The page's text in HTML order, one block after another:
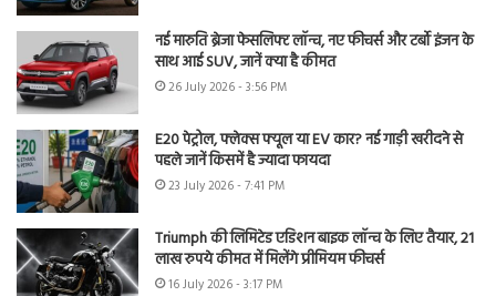
नई मारुति ब्रेजा फेसलिफ्ट लॉन्च, नए फीचर्स और टर्बो इंजन के
साथ आई SUV, जानें क्या है कीमत
26 July 2026 - 3:56 PM
E20 पेट्रोल, फ्लेक्स फ्यूल या EV कार? नई गाड़ी खरीदने से
पहले जानें किसमें है ज्यादा फायदा
23 July 2026 - 7:41 PM
Triumph की लिमिटेड एडिशन बाइक लॉन्च के लिए तैयार, 21
लाख रुपये कीमत में मिलेंगे प्रीमियम फीचर्स
16 July 2026 - 3:17 PM